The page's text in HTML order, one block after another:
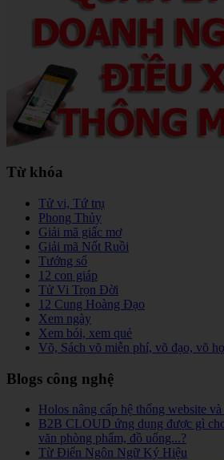
Từ khóa
Tử vi, Tứ trụ
Phong Thủy
Giải mã giấc mơ
Giải mã Nốt Ruồi
Tướng số
12 con giáp
Tử Vi Trọn Đời
12 Cung Hoàng Đạo
Xem ngày
Xem bói, xem quẻ
Võ, Sách võ miễn phí, võ đạo, võ
Blogs công nghệ
Holos nâng cấp hệ thống website
B2B CLOUD ứng dụng được gì
văn phòng phẩm, đồ uống...?
Từ Điển Ngôn Ngữ Ký Hiệu